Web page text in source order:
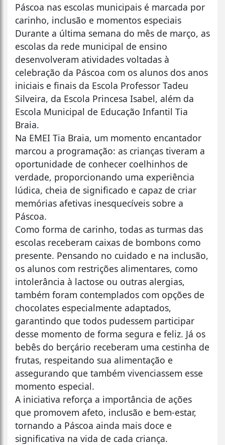
Páscoa nas escolas municipais é marcada por
carinho, inclusão e momentos especiais
Durante a última semana do mês de março, as
escolas da rede municipal de ensino
desenvolveram atividades voltadas à
celebração da Páscoa com os alunos dos anos
iniciais e finais da Escola Professor Tadeu
Silveira, da Escola Princesa Isabel, além da
Escola Municipal de Educação Infantil Tia
Braia.
Na EMEI Tia Braia, um momento encantador
marcou a programação: as crianças tiveram a
oportunidade de conhecer coelhinhos de
verdade, proporcionando uma experiência
lúdica, cheia de significado e capaz de criar
memórias afetivas inesquecíveis sobre a
Páscoa.
Como forma de carinho, todas as turmas das
escolas receberam caixas de bombons como
presente. Pensando no cuidado e na inclusão,
os alunos com restrições alimentares, como
intolerância à lactose ou outras alergias,
também foram contemplados com opções de
chocolates especialmente adaptados,
garantindo que todos pudessem participar
desse momento de forma segura e feliz. Já os
bebês do berçário receberam uma cestinha de
frutas, respeitando sua alimentação e
assegurando que também vivenciassem esse
momento especial.
A iniciativa reforça a importância de ações
que promovem afeto, inclusão e bem-estar,
tornando a Páscoa ainda mais doce e
significativa na vida de cada criança.